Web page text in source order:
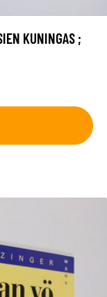
KUNINGAS ;